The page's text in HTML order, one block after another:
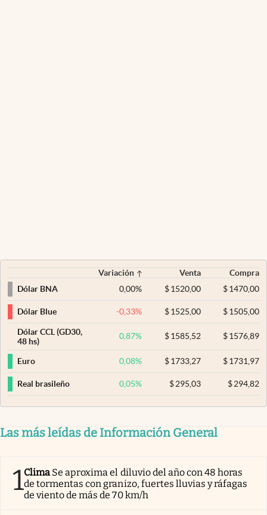
Variación Venta
Compra
Dólar BNA
0,00% $ 1520,00 $1470,00
Dólar Blue -0,33% $ 1525,00 $1505,00
Dólar CCL (GD30,
48 hs)
0,87% $ 1585,52 $1576,89
Euro 0,08% $ 1733,27 $1731,97
Real brasileño 0,05% $ 295,03 $294,82
Las más leídas de Información General
1Clima Se aproxima el diluvio del año con 48 horas
de tormentas con granizo, fuertes lluvias y ráfagas
de viento de más de 70 km/h